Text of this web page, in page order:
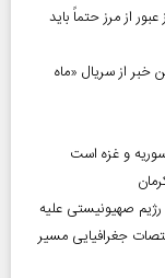
که قبل از عبور از مرز حتماً باید
آخرین خبر از سریال «ماه
و غزه است
صهیونیستی علیه
جغرافیایی مسیر